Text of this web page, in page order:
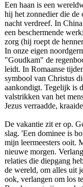
Een haan is een
hij het zonnedier die de
nacht verdreef. In
een beschermende
zorg (hij roept de
In onze eigen
"Goudkam" de
leidt. In Romaanse
symbool van Christus
aankondigt. Tegelijk is
valstrikken van het
Jezus verraadde,
De vakantie zit er op.
slag. 'Een dominee is
mijn leermeesters ooit.
nieuwe morgen.
relaties die diepgang
de wereld, om alles uit
ook, verlangen om los